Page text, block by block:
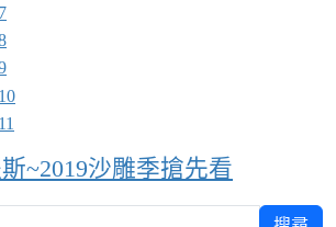
~2019沙雕季搶先看